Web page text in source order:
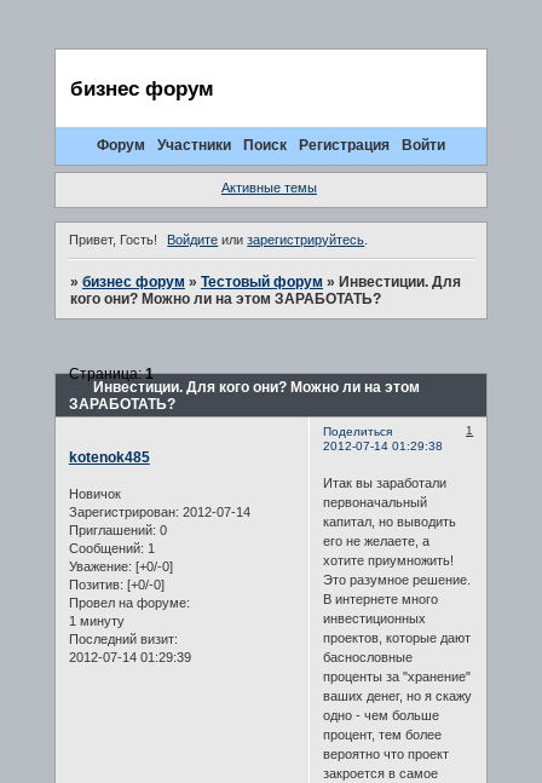
бизнес форум
Форум Участники Поиск Регистрация Войти
Активные темы
Привет, Гость! Войдите илизарегистрируйтесь.
» бизнес форум » Тестовый форум » Инвестиции. Для
кого они? Можно ли на этом ЗАРАБОТАТЬ?
Инвестиции. Для кого они? Можно ли на этом
ЗАРАБОТАТЬ?
Страница:1
Поделиться
1
2012-07-14 01:29:38
kotenok485
Новичок
Зарегистрирован: 2012-07-14
Приглашений: 0
Сообщений: 1
Уважение: [+0/-0]
Позитив: [+0/-0]
Провел на форуме:
1 минуту
Последний визит:
2012-07-14 01:29:39
Итак вы заработали
первоначальный
капитал, но выводить
его не желаете, а
хотите приумножить!
Это разумное решение.
В интернете много
инвестиционных
проектов, которые дают
баснословные
проценты за "хранение"
ваших денег, но я скажу
одно - чем больше
процент, тем более
вероятно что проект
закроется в самое